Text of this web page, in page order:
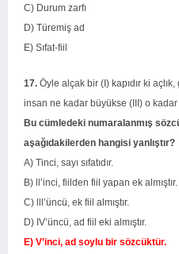
C) Durum zarfı
D) Türemiş ad
E) Sıfat-fiil
17. Öyle alçak bir (I) kapıdır ki
insan ne kadar büyükse (III) o
Bu cümledeki numaralanmış
aşağıdakilerden hangisi yanlıştır?
A) Tinci, sayı sıfatıdır.
B) ll’inci, fiilden fiil yapan ek almıştır.
C) lll’üncü, ek fiil almıştır.
D) IV’üncü, ad fiil eki almıştır.
E) V’inci, ad soylu bir sözcüktür.